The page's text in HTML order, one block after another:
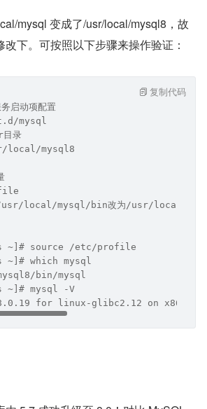
mysql 变成了/usr/local/mysql8，故
下。可按照以下步骤来操作验证：
启动项配置
mysql
录
local/mysql8
/usr/local/mysql/bin改为/usr/local/
~]# source /etc/profile
~]# which mysql
bin/mysql
~]# mysql -V
for linux-glibc2.12 on x86_64
复制代码